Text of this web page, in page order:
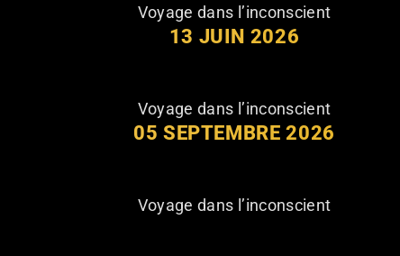
Voyage dans l’inconscient
13 JUIN 2026
Voyage dans l’inconscient
05 SEPTEMBRE 2026
Voyage dans l’inconscient